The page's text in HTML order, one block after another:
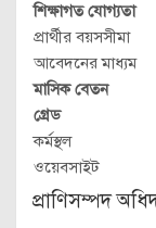
শিক্ষাগত যোগ্যতা
প্রার্থীর বয়সসীমা
আবেদনের মাধ্যম
মাসিক বেতন
গ্রেড
কর্মস্থল
ওয়েবসাইট
প্রাণিসম্পদ